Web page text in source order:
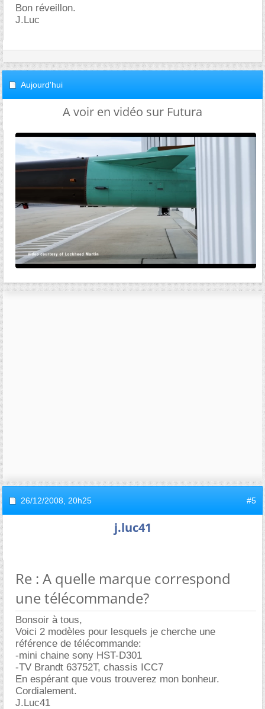
Bon réveillon.
J.Luc
Aujourd'hui
A voir en vidéo sur Futura
26/12/2008, 20h25 #5
j.luc41
Re : A quelle marque correspond
une télécommande?
Bonsoir à tous,
Voici 2 modèles pour lesquels je cherche une
référence de télécommande:
-mini chaine sony HST-D301
-TV Brandt 63752T, chassis ICC7
En espérant que vous trouverez mon bonheur.
Cordialement.
J.Luc41